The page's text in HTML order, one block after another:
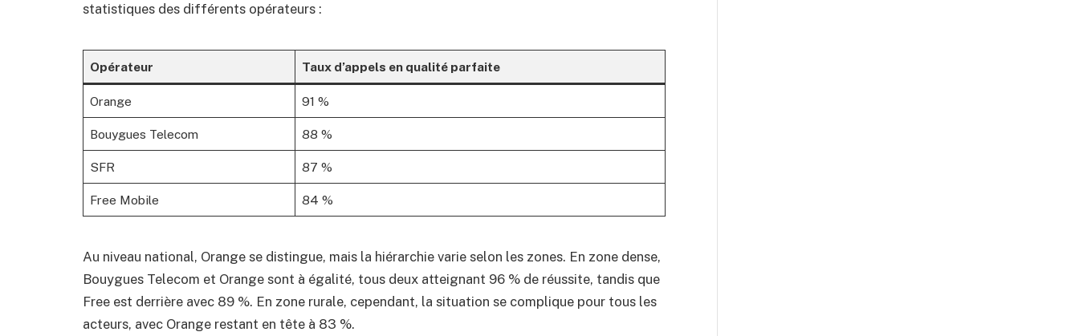
statistiques des différents opérateurs :
Opérateur Taux d’appels en qualité parfaite
Orange 91 %
Bouygues Telecom 88 %
SFR 87 %
Free Mobile 84 %
Au niveau national, Orange se distingue, mais la hiérarchie varie selon les zones. En zone dense,
Bouygues Telecom et Orange sont à égalité, tous deux atteignant 96 % de réussite, tandis que
Free est derrière avec 89 %. En zone rurale, cependant, la situation se complique pour tous les
acteurs, avec Orange restant en tête à 83 %.